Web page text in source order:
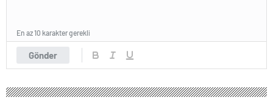
Gönder
En az 10 karakter gerekli